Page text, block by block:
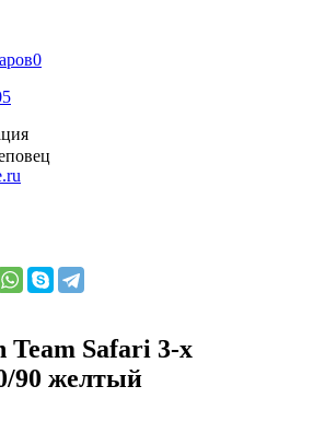
0
Team Safari 3-х
90 желтый